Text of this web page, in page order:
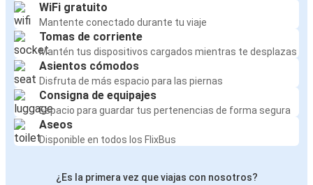
WiFi gratuito
Mantente conectado durante tu viaje
Tomas de corriente
Mantén tus dispositivos cargados mientras te desplazas
Asientos cómodos
Disfruta de más espacio para las piernas
Consigna de equipajes
Espacio para guardar tus pertenencias de forma segura
Aseos
Disponible en todos los FlixBus
¿Es la primera vez que viajas con nosotros?